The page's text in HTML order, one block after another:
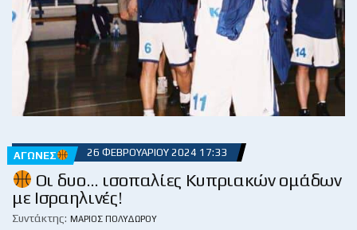
ΑΓΏΝΕΣ 26 ΦΕΒΡΟΥΑΡΊΟΥ 2024 17:33
Οι δυο… ισοπαλίες Κυπριακών ομάδων
με Ισραηλινές!
Συντάκτης: ΜΆΡΙΟΣ ΠΟΛΥΔΏΡΟΥ